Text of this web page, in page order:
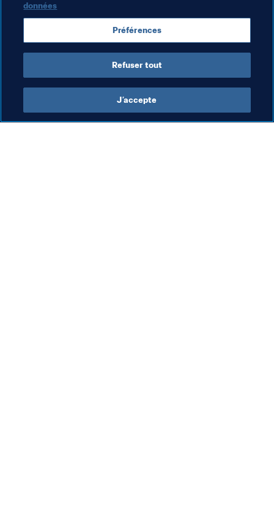
Netherlands Denmark Switzerland
Belgium Iceland Wales Austria
données
Préférences
Refuser tout
J’accepte